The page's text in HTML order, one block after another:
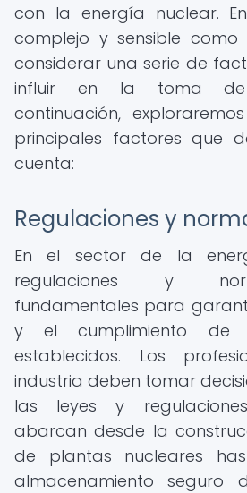
con la energía nuclear.
complejo y sensible como
considerar una serie de
influir en la toma de
continuación,
principales factores que
cuenta:
Regulaciones y
En el sector de la
regulaciones y
fundamentales para
y el cumplimiento de
establecidos. Los
industria deben tomar
las leyes y
abarcan desde la
de plantas nucleares
almacenamiento seguro